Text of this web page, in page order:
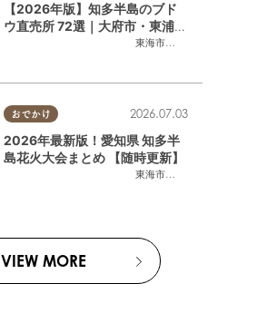
東海市
,大府市
【2026年版】知多半島のブド
ウ直売所 72選｜大府市・東浦町
ほかエリア別に一挙紹介
おでかけ
東海市
,大府市
2026.07.03
2026年最新版！愛知県 知多半
島花火大会まとめ 【随時更新】
VIEW MORE